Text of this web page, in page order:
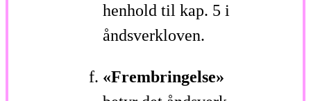
henhold til kap. 5 i
åndsverkloven.
«Frembringelse»